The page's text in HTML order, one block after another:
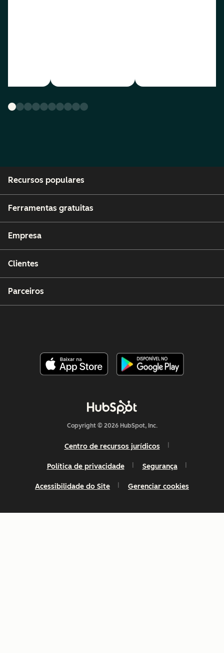
Recursos populares
Ferramentas gratuitas
Empresa
Clientes
Parceiros
Copyright © 2026 HubSpot, Inc.
Centro de recursos jurídicos
Política de privacidade Segurança
Acessibilidade do Site Gerenciar cookies